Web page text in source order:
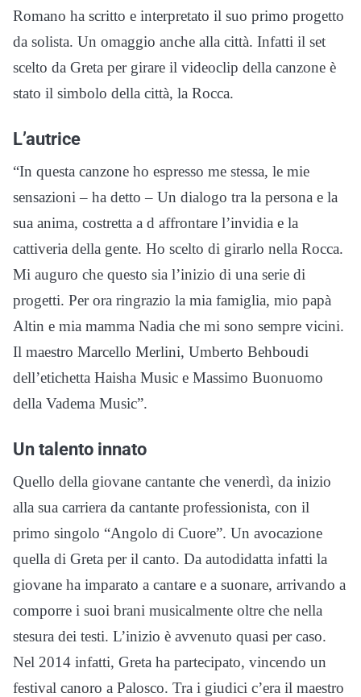
Romano ha scritto e interpretato il suo primo progetto
da solista. Un omaggio anche alla città. Infatti il set
scelto da Greta per girare il videoclip della canzone è
stato il simbolo della città, la Rocca.
L’autrice
“In questa canzone ho espresso me stessa, le mie
sensazioni – ha detto – Un dialogo tra la persona e la
sua anima, costretta a d affrontare l’invidia e la
cattiveria della gente. Ho scelto di girarlo nella Rocca.
Mi auguro che questo sia l’inizio di una serie di
progetti. Per ora ringrazio la mia famiglia, mio papà
Altin e mia mamma Nadia che mi sono sempre vicini.
Il maestro Marcello Merlini, Umberto Behboudi
dell’etichetta Haisha Music e Massimo Buonuomo
della Vadema Music”.
Un talento innato
Quello della giovane cantante che venerdì, da inizio
alla sua carriera da cantante professionista, con il
primo singolo “Angolo di Cuore”. Un avocazione
quella di Greta per il canto. Da autodidatta infatti la
giovane ha imparato a cantare e a suonare, arrivando a
comporre i suoi brani musicalmente oltre che nella
stesura dei testi. L’inizio è avvenuto quasi per caso.
Nel 2014 infatti, Greta ha partecipato, vincendo un
festival canoro a Palosco. Tra i giudici c’era il maestro